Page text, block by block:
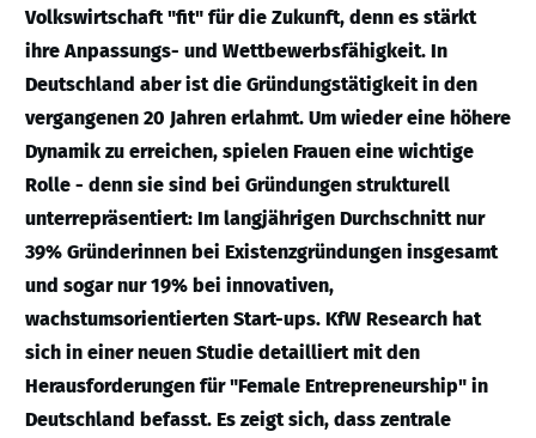
Volkswirtschaft "fit" für die Zukunft, denn es stärkt
ihre Anpassungs- und Wettbewerbsfähigkeit. In
Deutschland aber ist die Gründungstätigkeit in den
vergangenen 20 Jahren erlahmt. Um wieder eine höhere
Dynamik zu erreichen, spielen Frauen eine wichtige
Rolle - denn sie sind bei Gründungen strukturell
unterrepräsentiert: Im langjährigen Durchschnitt nur
39% Gründerinnen bei Existenzgründungen insgesamt
und sogar nur 19% bei innovativen,
wachstumsorientierten Start-ups. KfW Research hat
sich in einer neuen Studie detailliert mit den
Herausforderungen für "Female Entrepreneurship" in
Deutschland befasst. Es zeigt sich, dass zentrale